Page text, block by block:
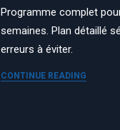
Programme complet
semaines. Plan détaillé
erreurs à éviter.
CONTINUE READING